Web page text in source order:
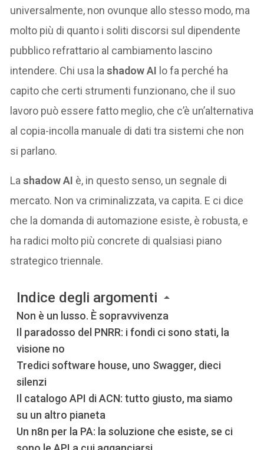
universalmente, non ovunque allo stesso modo, ma
molto più di quanto i soliti discorsi sul dipendente
pubblico refrattario al cambiamento lascino
intendere. Chi usa lashadow AI lo fa perché ha
capito che certi strumenti funzionano, che il suo
lavoro può essere fatto meglio, che c’è un’alternativa
al copia-incolla manuale di dati tra sistemi che non
si parlano.
Lashadow AI è, in questo senso, un segnale di
mercato. Non va criminalizzata, va capita. E ci dice
che la domanda di automazione esiste, è robusta, e
ha radici molto più concrete di qualsiasi piano
strategico triennale.
Indice degli argomenti
Non è un lusso. È sopravvivenza
Il paradosso del PNRR: i fondi ci sono stati, la
visione no
Tredici software house, uno Swagger, dieci
silenzi
Il catalogo API di ACN: tutto giusto, ma siamo
su un altro pianeta
Un n8n per la PA: la soluzione che esiste, se ci